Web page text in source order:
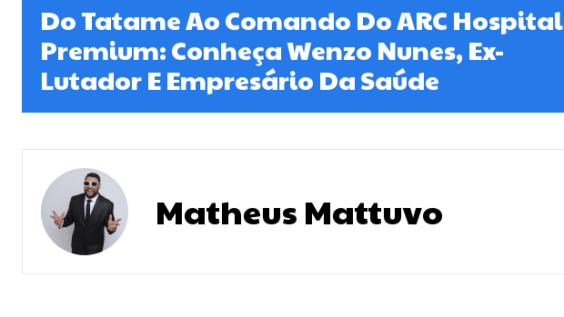
Do Tatame Ao Comando Do ARC Hospital
Premium: Conheça Wenzo Nunes, Ex-
Lutador E Empresário Da Saúde
Matheus Mattuvo